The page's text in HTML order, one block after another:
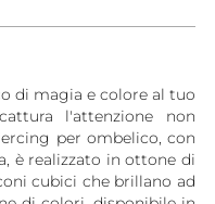
di magia e colore al tuo
l'attenzione non
per ombelico, con
è realizzato in ottone di
cubici che brillano ad